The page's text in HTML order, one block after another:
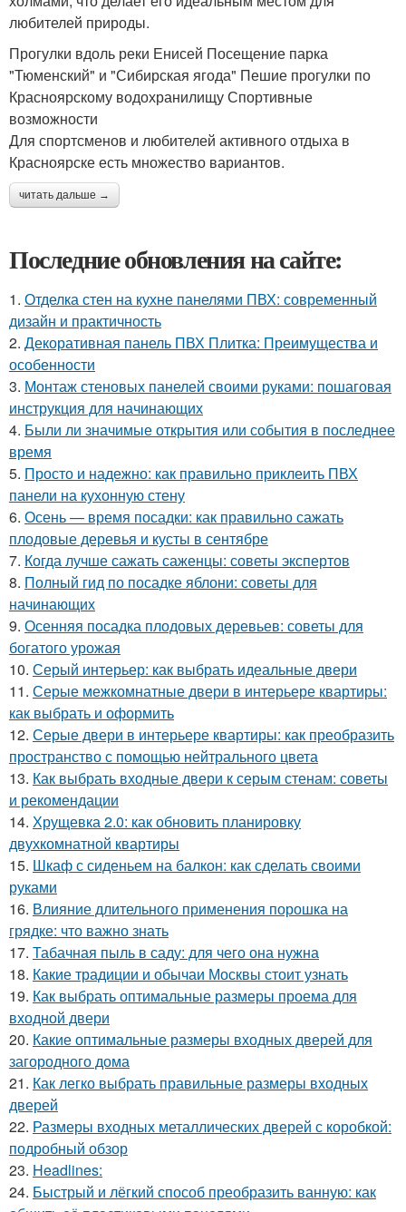
любителей природы.
Прогулки вдоль реки Енисей Посещение парка
"Тюменский" и "Сибирская ягода" Пешие прогулки по
Красноярскому водохранилищу Спортивные
возможности
Для спортсменов и любителей активного отдыха в
Красноярске есть множество вариантов.
читать дальше →
Последние обновления на сайте:
1. Отделка стен на кухне панелями ПВХ: современный
дизайн и практичность
2. Декоративная панель ПВХ Плитка: Преимущества и
особенности
3. Монтаж стеновых панелей своими руками: пошаговая
инструкция для начинающих
4. Были ли значимые открытия или события в последнее
время
5. Просто и надежно: как правильно приклеить ПВХ
панели на кухонную стену
6. Осень — время посадки: как правильно сажать
плодовые деревья и кусты в сентябре
7. Когда лучше сажать саженцы: советы экспертов
8. Полный гид по посадке яблони: советы для
начинающих
9. Осенняя посадка плодовых деревьев: советы для
богатого урожая
10. Серый интерьер: как выбрать идеальные двери
11. Серые межкомнатные двери в интерьере квартиры:
как выбрать и оформить
12. Серые двери в интерьере квартиры: как преобразить
пространство с помощью нейтрального цвета
13. Как выбрать входные двери к серым стенам: советы
и рекомендации
14. Хрущевка 2.0: как обновить планировку
двухкомнатной квартиры
15. Шкаф с сиденьем на балкон: как сделать своими
руками
16. Влияние длительного применения порошка на
грядке: что важно знать
17. Табачная пыль в саду: для чего она нужна
18. Какие традиции и обычаи Москвы стоит узнать
19. Как выбрать оптимальные размеры проема для
входной двери
20. Какие оптимальные размеры входных дверей для
загородного дома
21. Как легко выбрать правильные размеры входных
дверей
22. Размеры входных металлических дверей с коробкой:
подробный обзор
23. Headlines:
24. Быстрый и лёгкий способ преобразить ванную: как